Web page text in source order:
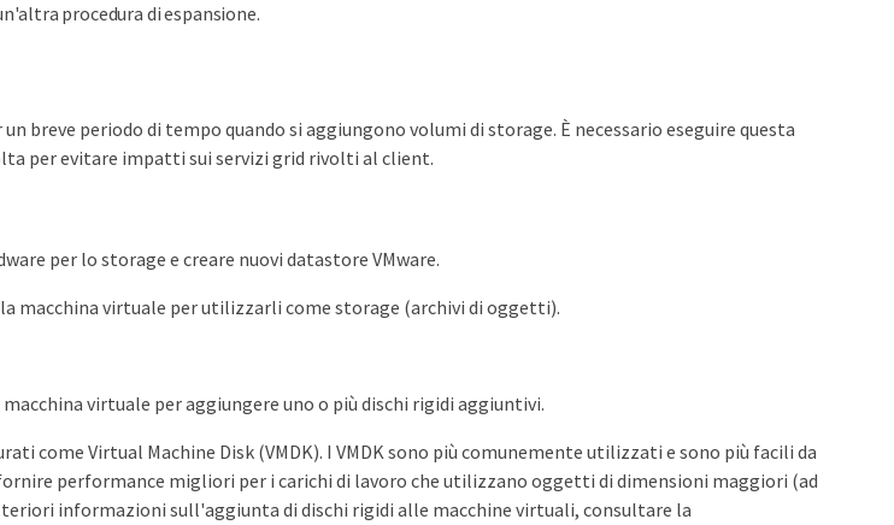
procedura di espansione.
breve periodo di tempo quando si aggiungono volumi di storage. È necessario eseguire questa
per evitare impatti sui servizi grid rivolti al client.
per lo storage e creare nuovi datastore VMware.
macchina virtuale per utilizzarli come storage (archivi di oggetti).
virtuale per aggiungere uno o più dischi rigidi aggiuntivi.
come Virtual Machine Disk (VMDK). I VMDK sono più comunemente utilizzati e sono più facili da
performance migliori per i carichi di lavoro che utilizzano oggetti di dimensioni maggiori (ad
informazioni sull'aggiunta di dischi rigidi alle macchine virtuali, consultare la